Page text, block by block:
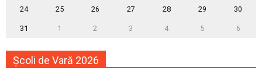
24 25 26 27 28 29 30
31 1 2 3 4 5 6
Școli de Vară 2026